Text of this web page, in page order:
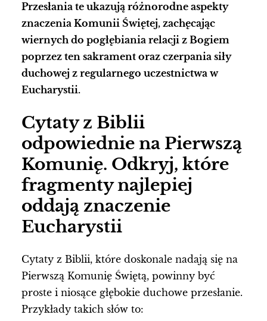
Przesłania te ukazują różnorodne aspekty
znaczenia Komunii Świętej, zachęcając
wiernych do pogłębiania relacji z Bogiem
poprzez ten sakrament oraz czerpania siły
duchowej z regularnego uczestnictwa w
Eucharystii.
Cytaty z Biblii
odpowiednie na Pierwszą
Komunię. Odkryj, które
fragmenty najlepiej
oddają znaczenie
Eucharystii
Cytaty z Biblii, które doskonale nadają się na
Pierwszą Komunię Świętą, powinny być
proste i niosące głębokie duchowe przesłanie.
Przykłady takich słów to: